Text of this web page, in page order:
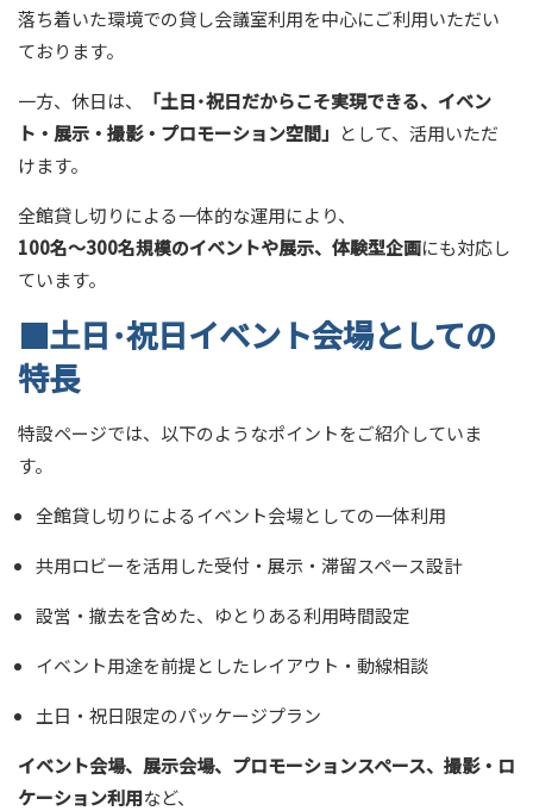
落ち着いた環境での貸し会議室利用を中心にご利用いただい
ております。
一方、休日は、
「土日･祝日だからこそ実現できる、イベン
ト・展示・撮影・プロモーション空間」 として、活用いただ
けます。
全館貸し切りによる一体的な運用により、
100名～300名規模のイベントや展示、体験型企画にも対応し
ています。
■土日･祝日イベント会場としての
特長
特設ページでは、以下のようなポイントをご紹介していま
す。
全館貸し切りによるイベント会場としての一体利用
共用ロビーを活用した受付・展示・滞留スペース設計
設営・撤去を含めた、ゆとりある利用時間設定
イベント用途を前提としたレイアウト・動線相談
土日・祝日限定のパッケージプラン
イベント会場、展示会場、プロモーションスペース、撮影・ロ
ケーション利用など、